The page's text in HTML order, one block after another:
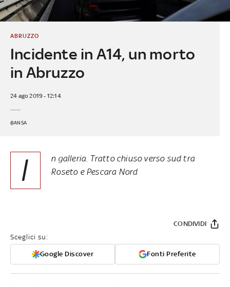
Incidente in A14, un morto
in Abruzzo
ABRUZZO
24 ago 2019 - 12:14
@ANSA
I
n galleria. Tratto chiuso verso sud tra
Roseto e Pescara Nord
Sceglici su:
Google Discover Fonti Preferite
CONDIVIDI